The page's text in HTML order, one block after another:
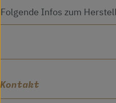
Folgende Infos zum
Kontakt